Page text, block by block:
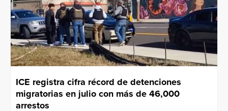
ICE registra cifra récord de detenciones
migratorias en julio con más de 46,000
arrestos